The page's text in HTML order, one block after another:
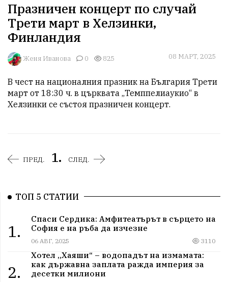
Празничен концерт по случай
Трети март в Хелзинки,
Финландия
Женя Иванова 0 825 08 МАРТ, 2025
В чест на националния празник на България Трети
март от 18:30 ч. в църквата „Темппелиаукио“ в
Хелзинки се състоя празничен концерт.
ПРЕД. 1. СЛЕД.
ТОП 5 СТАТИИ
1.
Спаси Сердика: Амфитеатърът в сърцето на
София е на ръба да изчезне
06 АВГ, 2025 3110
2.
Хотел „Хаяши“ – водопадът на измамата:
как държавна заплата ражда империя за
десетки милиони